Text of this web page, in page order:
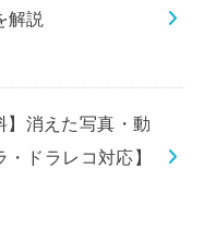
解説
】消えた写真・動
ドラレコ対応】